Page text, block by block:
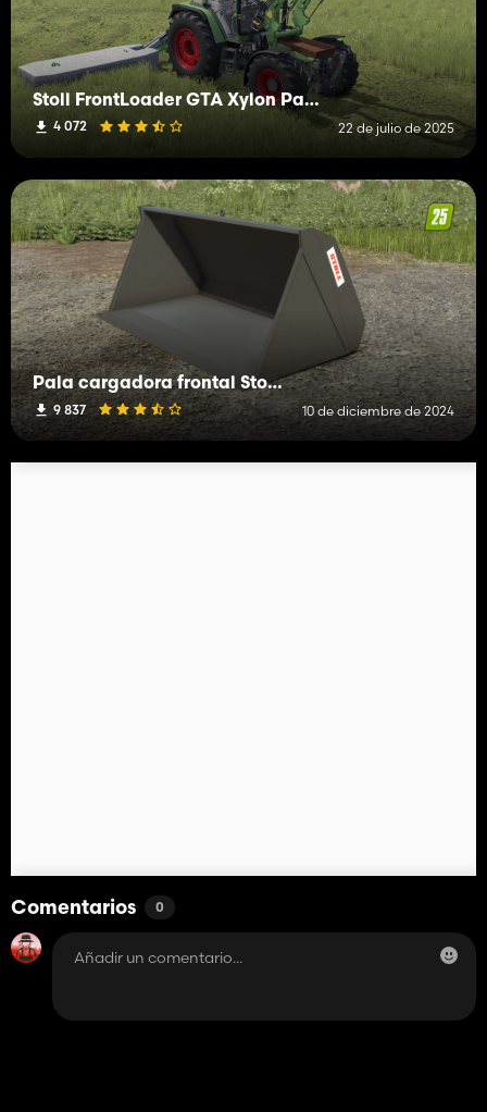
Stoll FrontLoader GTA Xylon Pack
4 072 22 de julio de 2025
Pala cargadora frontal Stoll Robust S
9 837 10 de diciembre de 2024
Comentarios 0